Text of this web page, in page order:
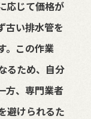
応じて価格が
古い排水管を
。この作業
るため、自分
方、専門業者
避けられるた